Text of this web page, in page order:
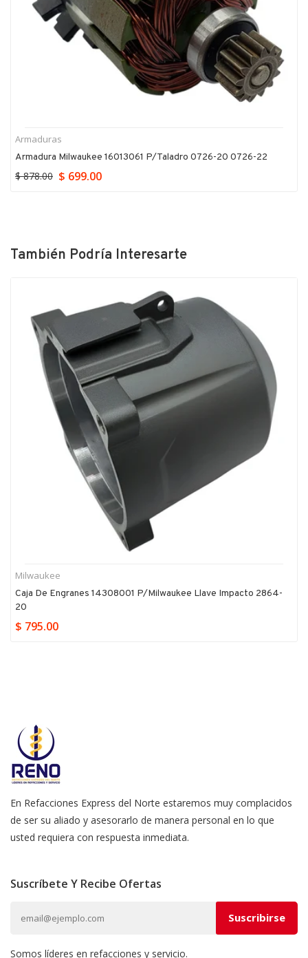
Armaduras
Armadura Milwaukee 16013061 P/taladro 0726-20 0726-22
$ 878.00 $ 699.00
También Podría Interesarte
Milwaukee
Caja De Engranes 14308001 P/milwaukee Llave Impacto 2864-
20
$ 795.00
En Refacciones Express del Norte estaremos muy complacidos
de ser su aliado y asesorarlo de manera personal en lo que
usted requiera con respuesta inmediata.
Suscríbete Y Recibe Ofertas
Somos líderes en refacciones y servicio.